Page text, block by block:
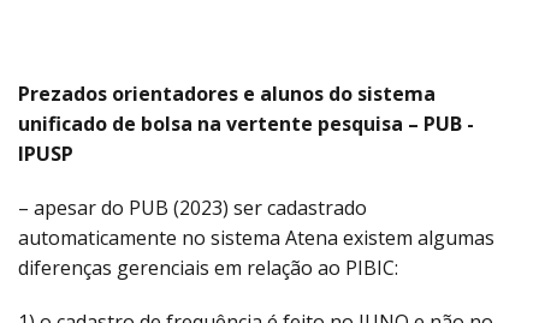
Prezados orientadores e alunos do sistema
unificado de bolsa na vertente pesquisa – PUB -
IPUSP
– apesar do PUB (2023) ser cadastrado
automaticamente no sistema Atena existem algumas
diferenças gerenciais em relação ao PIBIC: